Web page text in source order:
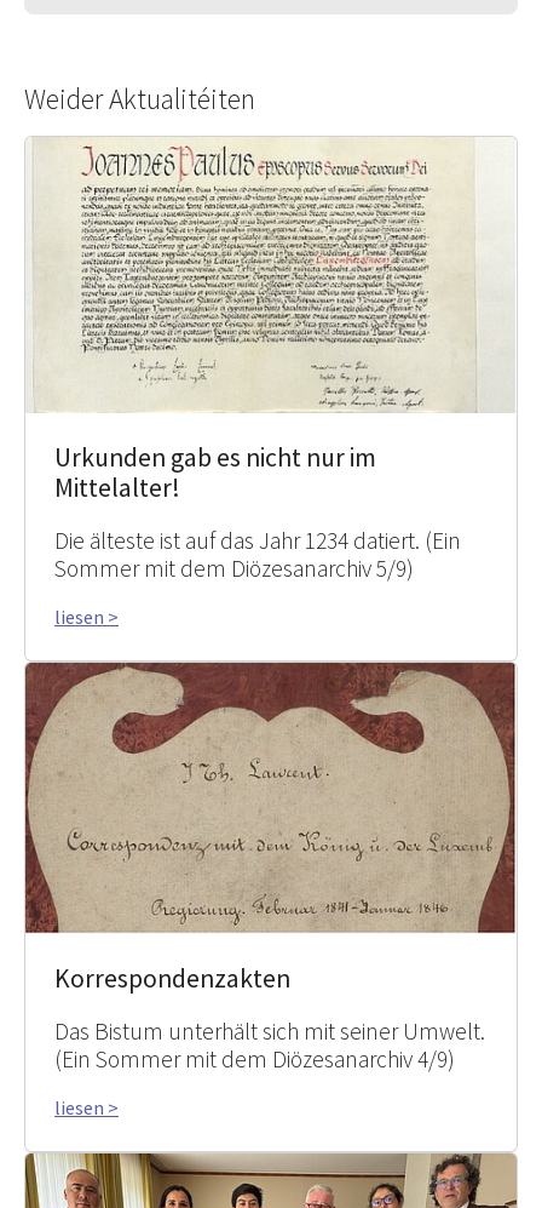
Weider Aktualitéiten
Urkunden gab es nicht nur im
Mittelalter!
Die älteste ist auf das Jahr 1234 datiert. (Ein
Sommer mit dem Diözesanarchiv 5/9)
liesen >
Korrespondenzakten
Das Bistum unterhält sich mit seiner Umwelt.
(Ein Sommer mit dem Diözesanarchiv 4/9)
liesen >